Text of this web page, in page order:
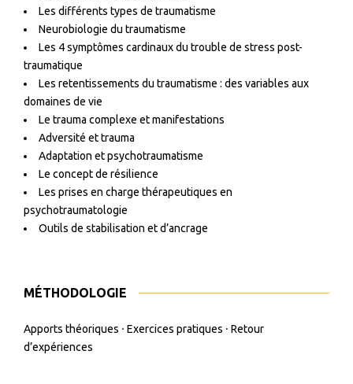
Les différents types de traumatisme
Neurobiologie du traumatisme
Les 4 symptômes cardinaux du trouble de stress post-
traumatique
Les retentissements du traumatisme : des variables aux
domaines de vie
Le trauma complexe et manifestations
Adversité et trauma
Adaptation et psychotraumatisme
Le concept de résilience
Les prises en charge thérapeutiques en
psychotraumatologie
Outils de stabilisation et d’ancrage
MÉTHODOLOGIE
Apports théoriques ⸱ Exercices pratiques ⸱ Retour
d’expériences